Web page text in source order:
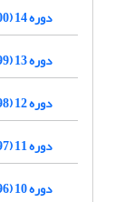
دوره 14 (1400)
دوره 13 (1399)
دوره 12 (1398)
دوره 11 (1397)
دوره 10 (1396)